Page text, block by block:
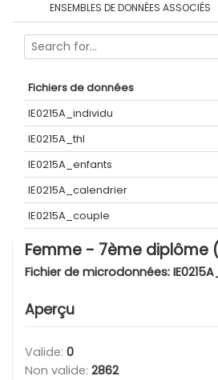
ENSEMBLES DE DONNÉES ASSOCIÉS
Fichiers de données
IE0215A_individu
IE0215A_thl
IE0215A_enfants
IE0215A_calendrier
IE0215A_couple
Femme - 7ème
Fichier de microdonnées:
Aperçu
Valide: 0
Non valide: 2862